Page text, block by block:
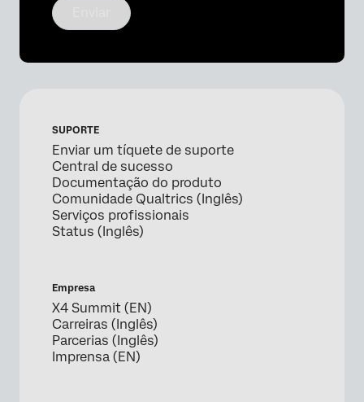
SUPORTE
Enviar um tíquete de suporte
Central de sucesso
Documentação do produto
Comunidade Qualtrics (Inglês)
Serviços profissionais
Status (Inglês)
Empresa
X4 Summit (EN)
Carreiras (Inglês)
Parcerias (Inglês)
Imprensa (EN)